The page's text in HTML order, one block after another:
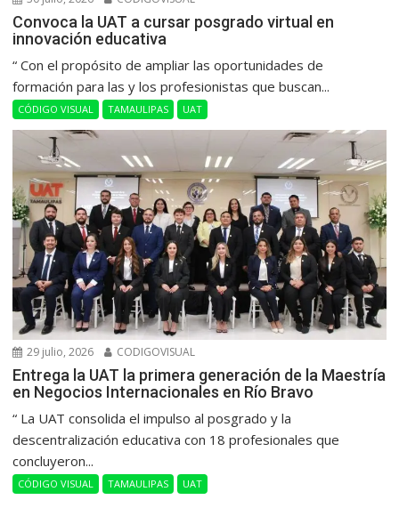
Convoca la UAT a cursar posgrado virtual en
innovación educativa
“ Con el propósito de ampliar las oportunidades de
formación para las y los profesionistas que buscan...
CÓDIGO VISUAL TAMAULIPAS UAT
29 julio, 2026 CODIGOVISUAL
Entrega la UAT la primera generación de la Maestría
en Negocios Internacionales en Río Bravo
“ La UAT consolida el impulso al posgrado y la
descentralización educativa con 18 profesionales que
concluyeron...
CÓDIGO VISUAL TAMAULIPAS UAT